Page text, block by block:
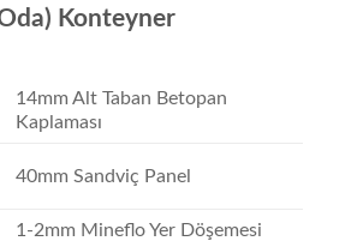
Konteyner
14mm Alt Taban Betopan
Kaplaması
40mm Sandviç Panel
1-2mm Mineflo Yer Döşemesi